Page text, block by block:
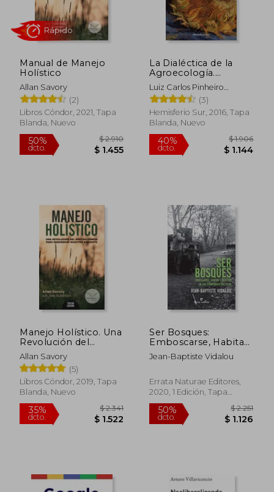
Manual de Manejo
Holístico
Allan Savory
(2)
Libros Cóndor, 2021, Tapa
Blanda, Nuevo
50%
dcto.
La Dialéctica de la
Agroecología.
Contribución Para un
Mundo con
Alimentos sin Veneno
Luiz Carlos Pinheiro
Machado, Luiz Carlos
Pinheiro
(3)
Hemisferio Sur, 2016, Tapa
Blanda, Nuevo
40%
dcto.
Manejo Holístico. Una
Revolución del
Sentido Común Para
Regenerar Nuestro
Ambiente - Allan
Savory; Jody
Butterfield - Libro
Allan Savory
(5)
Libros Cóndor, 2019, Tapa
Blanda, Nuevo
Ser Bosques:
Emboscarse, Habitar
y Resistir en los
Territorios en Lucha
Jean-Baptiste Vidalou
Errata Naturae Editores,
2020, 1 Edición, Tapa
Blanda, Nuevo